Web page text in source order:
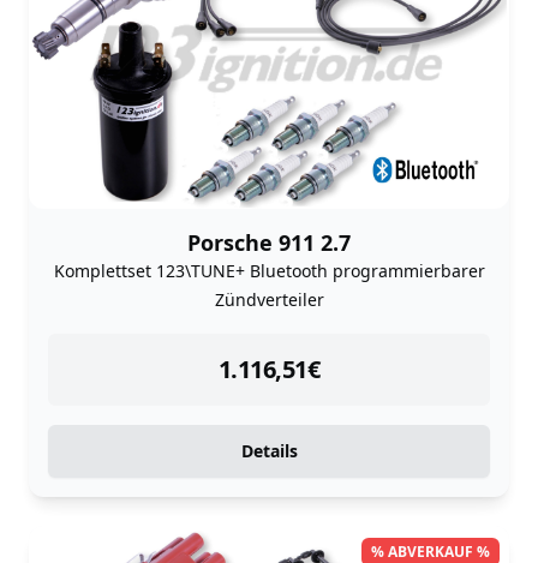
Porsche 911 2.7
Komplettset 123\TUNE+ Bluetooth programmierbarer
Zündverteiler
1.116,51€
instock
Details
% ABVERKAUF %